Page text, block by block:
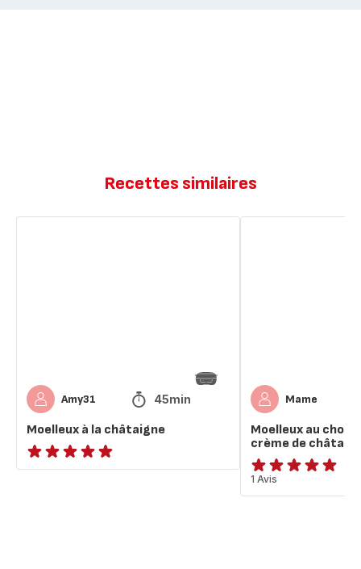
Recettes similaires
Amy31 45min
Moelleux à la châtaigne
ratings.NaN
Mame
Moelleux au
crème de
Avis
5
1 Avis